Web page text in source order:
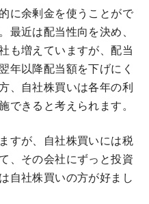
に余剰金を使うことがで
最近は配当性向を決め、
も増えていますが、配当
年以降配当額を下げにく
、自社株買いは各年の利
できると考えられます。
すが、自社株買いには税
、その会社にずっと投資
自社株買いの方が好まし